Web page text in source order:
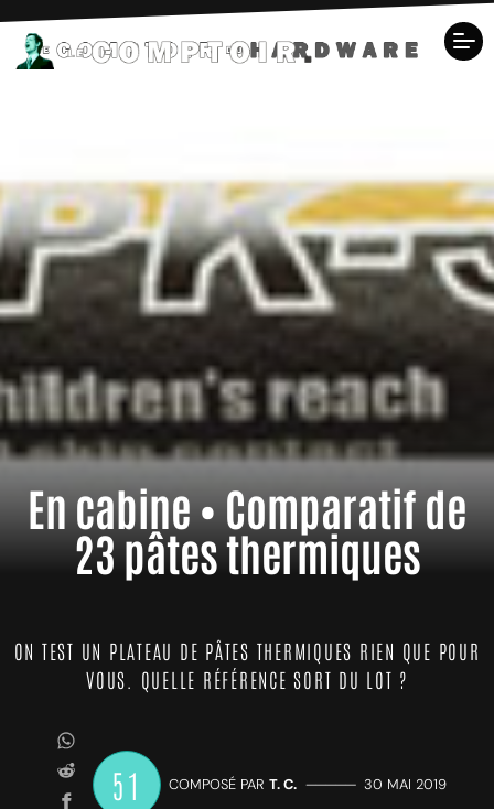
En cabine • Comparatif de
23 pâtes thermiques
ON TEST UN PLATEAU DE PÂTES THERMIQUES RIEN QUE POUR
VOUS. QUELLE RÉFÉRENCE SORT DU LOT ?
51 COMPOSÉ PAR T. C. ————— 30 MAI 2019